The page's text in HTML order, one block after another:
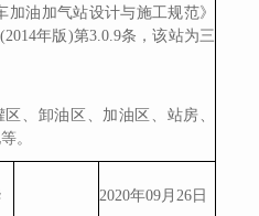
加油加气站设计与施工规范》
年版)第3.0.9条，该站为三
区、卸油区、加油区、站房、
。
2020年09月 26 日